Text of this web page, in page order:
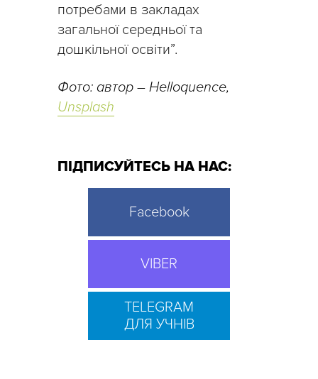
потребами в закладах
загальної середньої та
дошкільної освіти”.
Фото: автор – Helloquence,
Unsplash
ПІДПИСУЙТЕСЬ НА НАС:
Facebook
VIBER
TELEGRAM
ДЛЯ УЧНІВ